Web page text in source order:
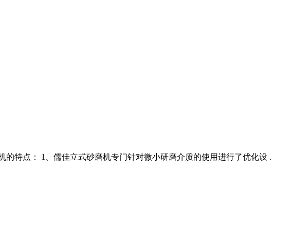
特点： 1、儒佳立式砂磨机专门针对微小研磨介质的使用进行了优化设 .